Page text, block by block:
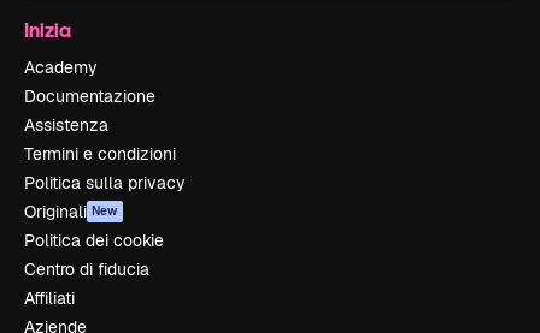
Inizia
Academy
Documentazione
Assistenza
Termini e condizioni
Politica sulla privacy
Originali New
Politica dei cookie
Centro di fiducia
Affiliati
Aziende